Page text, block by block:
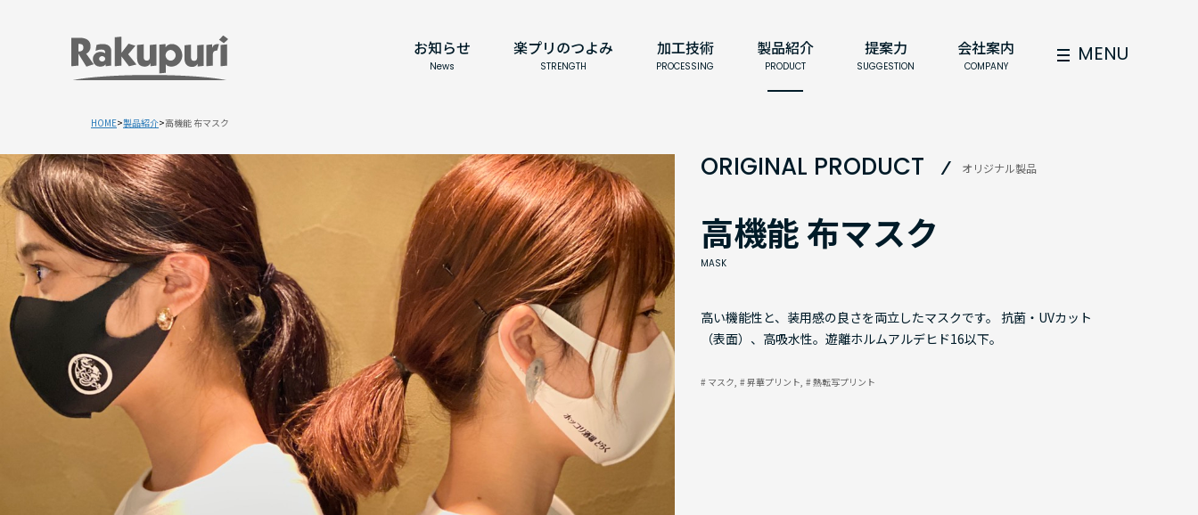
お知らせ
News
楽プリのつよみ
STRENGTH
加工技術
PROCESSING
製品紹介
PRODUCT
提案力
SUGGESTION
会社案内
COMPANY
MENU
HOME 製品紹介 高機能 布マスク
ORIGINAL PRODUCT オリジナル製品
高機能 布マスク
MASK
高い機能性と、装用感の良さを両立したマスクです。 抗菌・UVカット
（表面）、高吸水性。遊離ホルムアルデヒド16以下。
# マスク # 昇華プリント # 熱転写プリント